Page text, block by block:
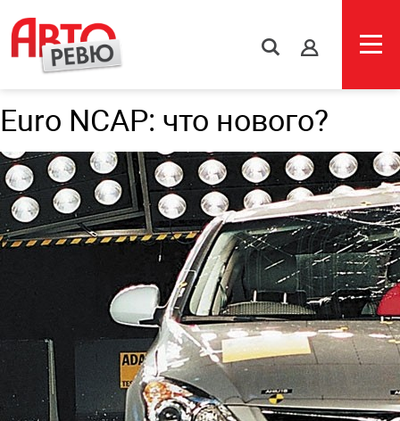
s
Euro NCAP: что нового?